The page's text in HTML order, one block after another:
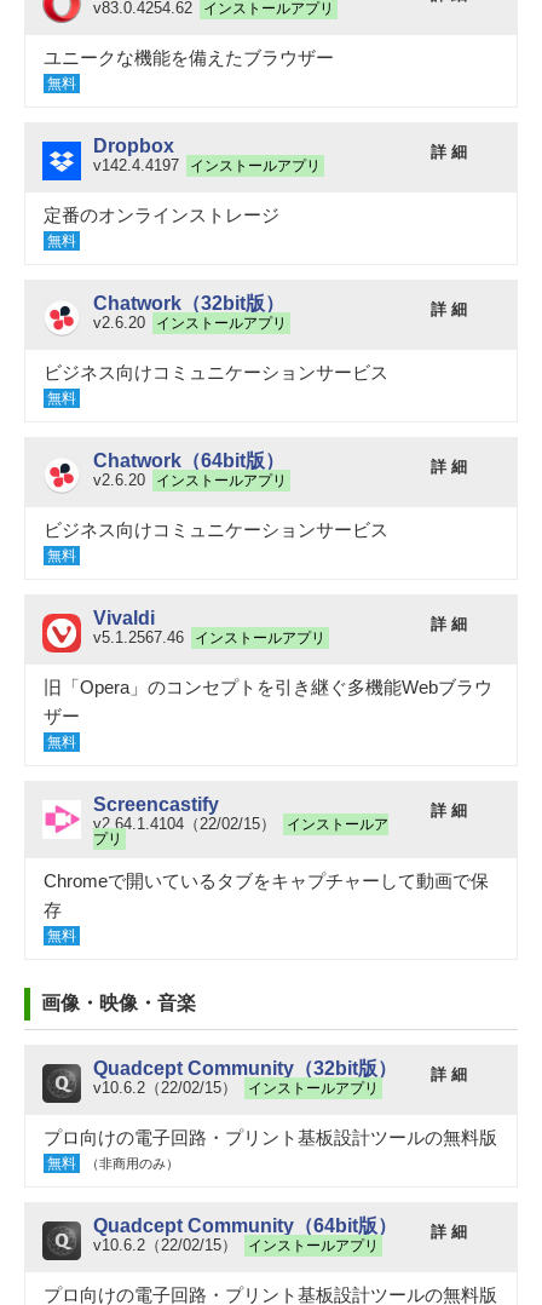
v83.0.4254.62 インストールアプリ
ユニークな機能を備えたブラウザー
無料
Dropbox
v142.4.4197 インストールアプリ
詳 細
定番のオンラインストレージ
無料
Chatwork（32bit版）
v2.6.20 インストールアプリ
詳 細
ビジネス向けコミュニケーションサービス
無料
Chatwork（64bit版）
v2.6.20 インストールアプリ
詳 細
ビジネス向けコミュニケーションサービス
無料
Vivaldi
v5.1.2567.46 インストールアプリ
詳 細
旧「Opera」のコンセプトを引き継ぐ多機能Webブラウ
ザー
無料
Screencastify
v2.64.1.4104（22/02/15）
インストールア
プリ
詳 細
Chromeで開いているタブをキャプチャーして動画で保
存
無料
画像・映像・音楽
Quadcept Community（32bit版）
v10.6.2（22/02/15） インストールアプリ
詳 細
プロ向けの電子回路・プリント基板設計ツールの無料版
無料 （非商用のみ）
Quadcept Community（64bit版）
v10.6.2（22/02/15） インストールアプリ
詳 細
プロ向けの電子回路・プリント基板設計ツールの無料版